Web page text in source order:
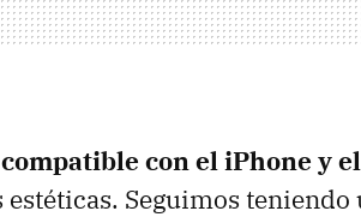
compatible con el iPhone y
estéticas. Seguimos teniendo